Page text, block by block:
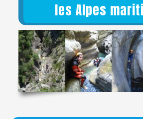
les Alpes